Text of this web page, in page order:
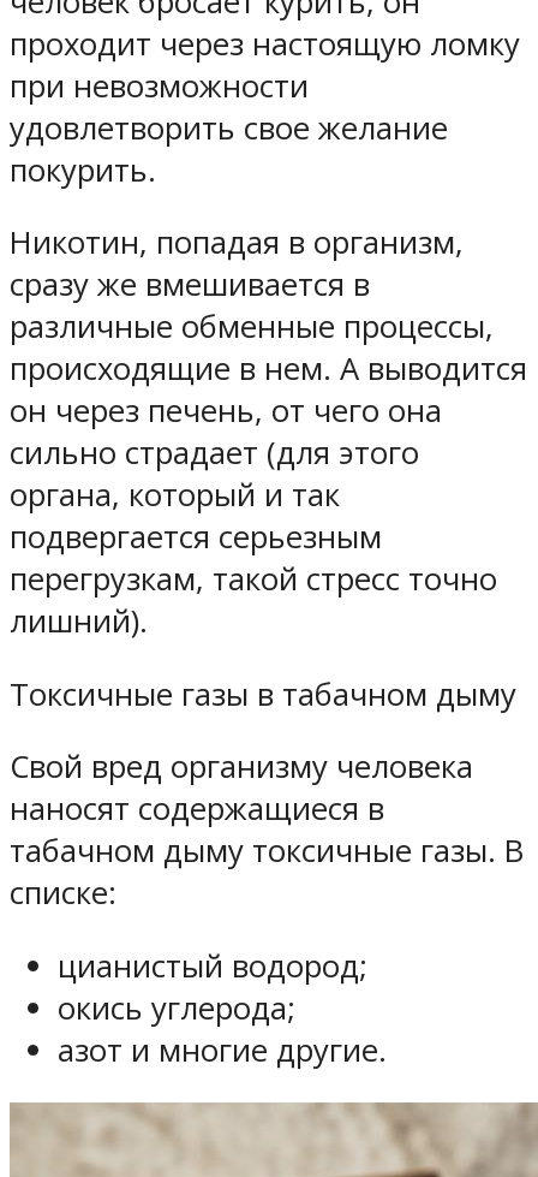
проходит через настоящую ломку
при невозможности
удовлетворить свое желание
покурить.
Никотин, попадая в организм,
сразу же вмешивается в
различные обменные процессы,
происходящие в нем. А выводится
он через печень, от чего она
сильно страдает (для этого
органа, который и так
подвергается серьезным
перегрузкам, такой стресс точно
лишний).
Токсичные газы в табачном дыму
Свой вред организму человека
наносят содержащиеся в
табачном дыму токсичные газы. В
списке:
цианистый водород;
окись углерода;
азот и многие другие.